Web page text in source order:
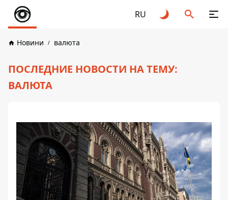
RU
Новини валюта
ПОСЛЕДНИЕ НОВОСТИ НА ТЕМУ:
ВАЛЮТА